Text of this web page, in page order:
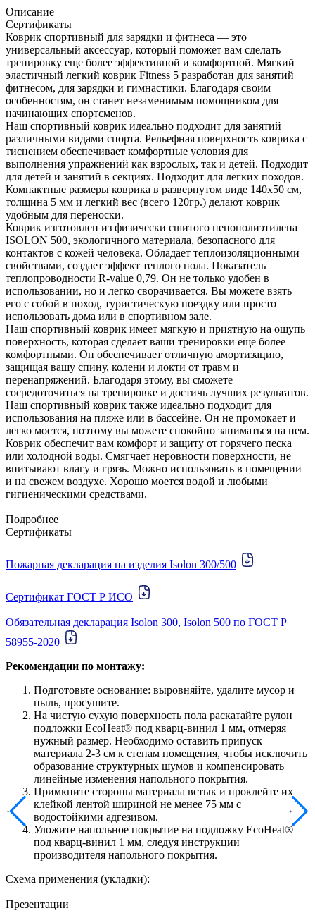
Описание
Сертификаты
Коврик спортивный для зарядки и фитнеса — это
универсальный аксессуар, который поможет вам сделать
тренировку еще более эффективной и комфортной. Мягкий
эластичный легкий коврик Fitness 5 разработан для занятий
фитнесом, для зарядки и гимнастики. Благодаря своим
особенностям, он станет незаменимым помощником для
начинающих спортсменов.
Наш спортивный коврик идеально подходит для занятий
различными видами спорта. Рельефная поверхность коврика с
тиснением обеспечивает комфортные условия для
выполнения упражнений как взрослых, так и детей. Подходит
для детей и занятий в секциях. Подходит для легких походов.
Компактные размеры коврика в развернутом виде 140х50 см,
толщина 5 мм и легкий вес (всего 120гр.) делают коврик
удобным для переноски.
Коврик изготовлен из физически сшитого пенополиэтилена
ISOLON 500, экологичного материала, безопасного для
контактов с кожей человека. Обладает теплоизоляционными
свойствами, создает эффект теплого пола. Показатель
теплопроводности R-value 0,79. Он не только удобен в
использовании, но и легко сворачивается. Вы можете взять
его с собой в поход, туристическую поездку или просто
использовать дома или в спортивном зале.
Наш спортивный коврик имеет мягкую и приятную на ощупь
поверхность, которая сделает ваши тренировки еще более
комфортными. Он обеспечивает отличную амортизацию,
защищая вашу спину, колени и локти от травм и
перенапряжений. Благодаря этому, вы сможете
сосредоточиться на тренировке и достичь лучших результатов.
Наш спортивный коврик также идеально подходит для
использования на пляже или в бассейне. Он не промокает и
легко моется, поэтому вы можете спокойно заниматься на нем.
Коврик обеспечит вам комфорт и защиту от горячего песка
или холодной воды. Смягчает неровности поверхности, не
впитывают влагу и грязь. Можно использовать в помещении
и на свежем воздухе. Хорошо моется водой и любыми
гигиеническими средствами.
Подробнее
Сертификаты
Пожарная декларация на изделия Isolon 300/500
Сертификат ГОСТ Р ИСО
Обязательная декларация Isolon 300, Isolon 500 по ГОСТ Р
58955-2020
Рекомендации по монтажу:
Подготовьте основание: выровняйте, удалите мусор и
пыль, просушите.
На чистую сухую поверхность пола раскатайте рулон
подложки EcoHeat® под кварц-винил 1 мм, отмеряя
нужный размер. Необходимо оставить припуск
материала 2-3 см к стенам помещения, чтобы исключить
образование структурных шумов и компенсировать
линейные изменения напольного покрытия.
Примкните стороны материала встык и проклейте их
клейкой лентой шириной не менее 75 мм с
водостойкими адгезивом.
Уложите напольное покрытие на подложку EcoHeat®
под кварц-винил 1 мм, следуя инструкции
производителя напольного покрытия.
Схема применения (укладки):
Презентации